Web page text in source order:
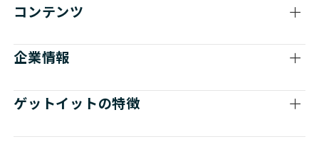
コンテンツ
企業情報
ゲットイットの特徴